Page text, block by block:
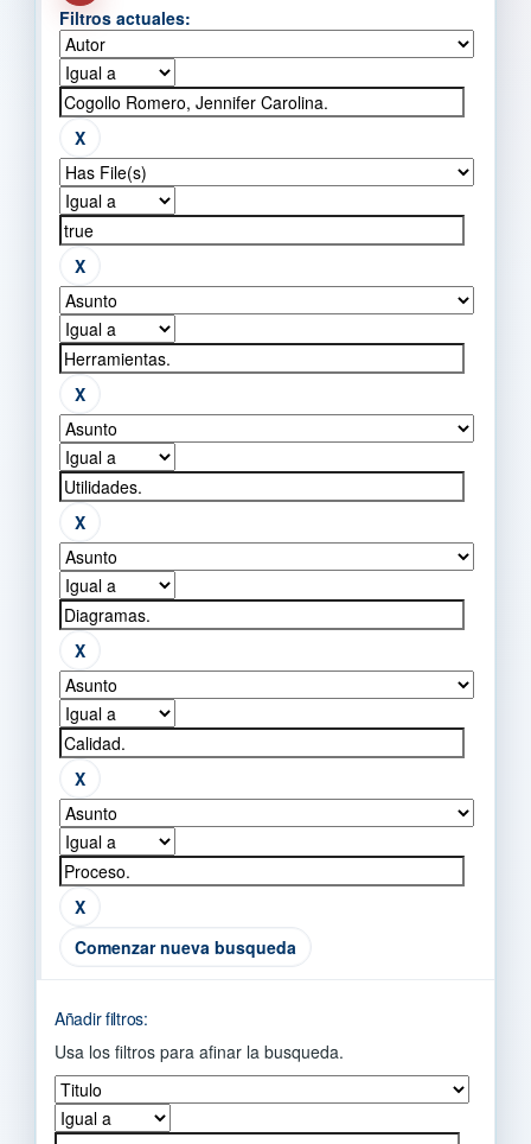
Filtros actuales:
Comenzar nueva busqueda
Añadir filtros:
Usa los filtros para afinar la busqueda.